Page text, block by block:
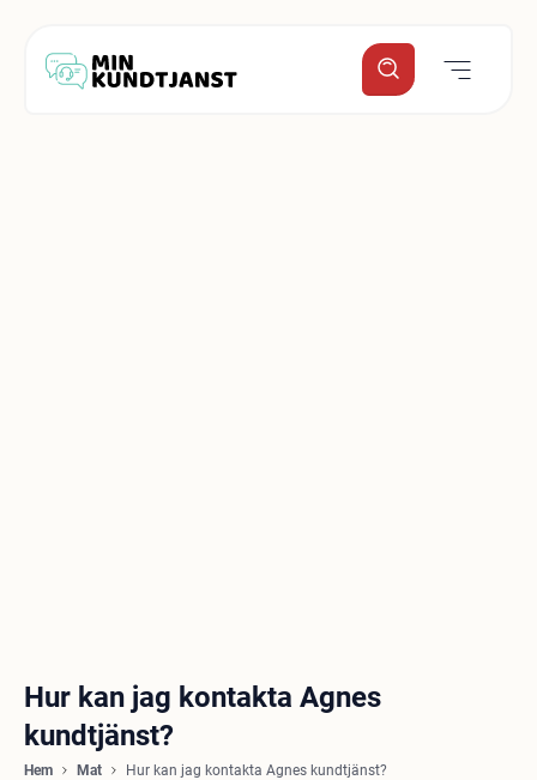
Hur kan jag kontakta Agnes
kundtjänst?
Hem Mat Hur kan jag kontakta Agnes kundtjänst?